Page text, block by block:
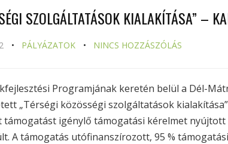
SZOLGÁLTATÁSOK KIALAKÍTÁSA” –
PÁLYÁZATOK NINCS HOZZÁSZÓLÁS
Programjának keretén belül a Dél-
„Térségi közösségi szolgáltatások kialakítása”
támogatást igénylő támogatási kérelmet
A támogatás utófinanszírozott, 95 %